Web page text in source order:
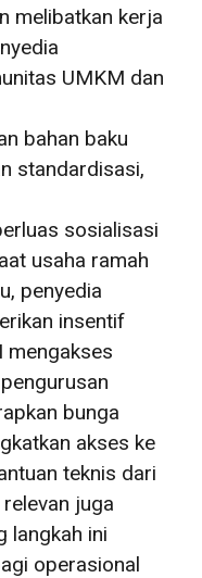
melibatkan kerja
UMKM dan
bahan baku
standardisasi,
sosialisasi
usaha ramah
penyedia
insentif
mengakses
bunga
akses ke
teknis dari
juga
langkah ini
operasional